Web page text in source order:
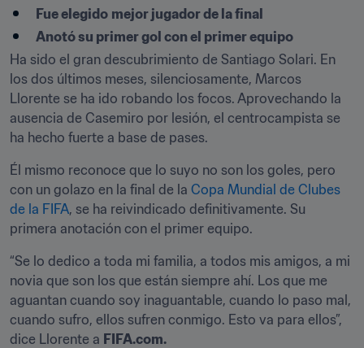
Fue elegido mejor jugador de la final
Anotó su primer gol con el primer equipo
Ha sido el gran descubrimiento de Santiago Solari. En
los dos últimos meses, silenciosamente, Marcos
Llorente se ha ido robando los focos. Aprovechando la
ausencia de Casemiro por lesión, el centrocampista se
ha hecho fuerte a base de pases.
Él mismo reconoce que lo suyo no son los goles, pero
con un golazo en la final de la Copa Mundial de Clubes
de la FIFA, se ha reivindicado definitivamente. Su
primera anotación con el primer equipo.
“Se lo dedico a toda mi familia, a todos mis amigos, a mi
novia que son los que están siempre ahí. Los que me
aguantan cuando soy inaguantable, cuando lo paso mal,
cuando sufro, ellos sufren conmigo. Esto va para ellos”,
dice Llorente a FIFA.com.